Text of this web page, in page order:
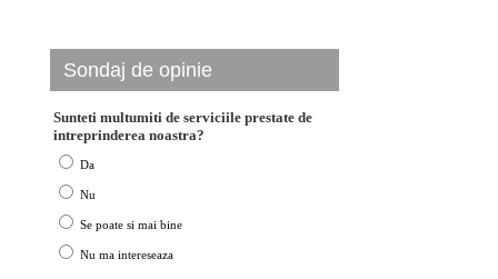
Sondaj de opinie
Sunteti multumiti de serviciile prestate de
intreprinderea noastra?
Da
Nu
Se poate si mai bine
Nu ma intereseaza